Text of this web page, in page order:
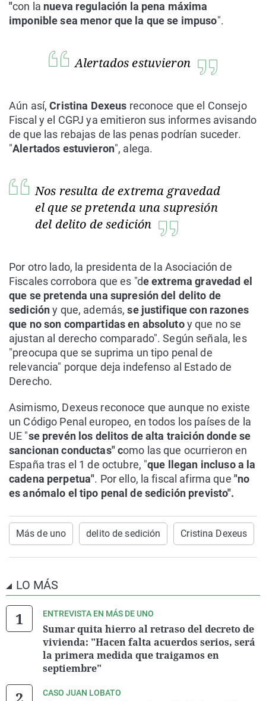
"con la nueva regulación la pena máxima
imponible sea menor que la que se impuso".
Alertados estuvieron
Aún así,Cristina Dexeus reconoce que el Consejo
Fiscal y el CGPJ ya emitieron sus informes avisando
de que las rebajas de las penas podrían suceder.
"Alertados estuvieron", alega.
Nos resulta de extrema gravedad
el que se pretenda una supresión
del delito de sedición
Por otro lado, la presidenta de la Asociación de
Fiscales corrobora que es "de extrema gravedad el
que se pretenda una supresión del delito de
sedicióny que, además,se justifique con razones
que no son compartidas en absolutoy que no se
ajustan al derecho comparado". Según señala, les
"preocupa que se suprima un tipo penal de
relevancia" porque deja indefenso al Estado de
Derecho.
Asimismo, Dexeus reconoce que aunque no existe
un Código Penal europeo, en todos los países de la
UE "se prevén los delitos de alta traición donde se
sancionan conductas" como las que ocurrieron en
España tras el 1 de octubre, "que llegan incluso a la
cadena perpetua". Por ello, la fiscal afirma que "no
es anómalo el tipo penal de sedición previsto".
Más de uno delito de sedición Cristina Dexeus
LO MÁS
ENTREVISTA EN MÁS DE UNO
Sumar quita hierro al retraso del decreto de
vivienda: "Hacen falta acuerdos serios, será
la primera medida que traigamos en
septiembre"
CASO JUAN LOBATO